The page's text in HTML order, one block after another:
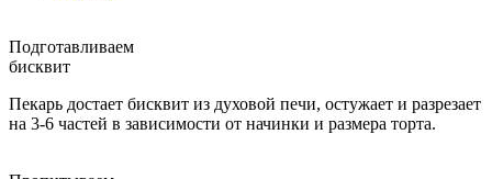
Подготавливаем
бисквит
Пекарь достает бисквит из духовой печи, остужает и разрезает
на 3-6 частей в зависимости от начинки и размера торта.